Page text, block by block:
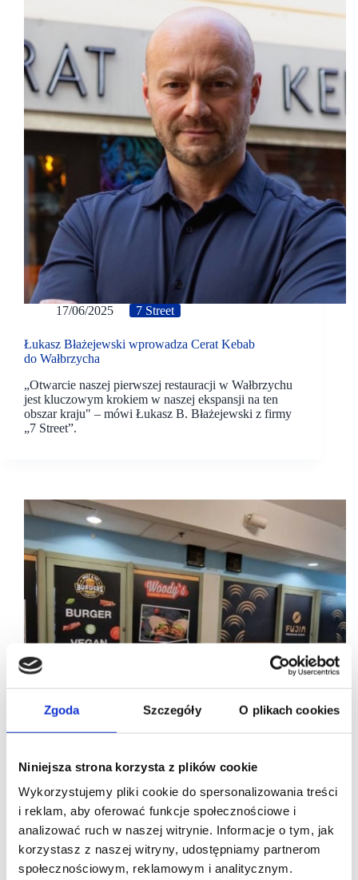
Zgoda Szczegóły O plikach cookies
Niniejsza strona korzysta z plików cookie
Wykorzystujemy pliki cookie do spersonalizowania treści
i reklam, aby oferować funkcje społecznościowe i
analizować ruch w naszej witrynie. Informacje o tym, jak
korzystasz z naszej witryny, udostępniamy partnerom
społecznościowym, reklamowym i analitycznym.
17/06/2025 7 Street
Łukasz Błażejewski wprowadza Cerat Kebab
do Wałbrzycha
„Otwarcie naszej pierwszej restauracji w Wałbrzychu
jest kluczowym krokiem w naszej ekspansji na ten
obszar kraju" – mówi Łukasz B. Błażejewski z firmy
„7 Street”.
21/02/2023 7 Street
Meet & Fit – Slow Food Burgers z dwoma nowymi
lokalami w Warszawie